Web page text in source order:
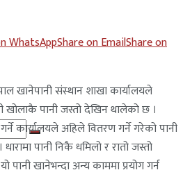
WhatsAppShare on EmailShare on
खानेपानी संस्थान शाखा कार्यालयले
खोलाकै पानी जस्तो देखिन थालेको छ ।
कार्यालयले अहिले वितरण गर्ने गरेको पानी
पानी निकै धमिलो र रातो जस्तो
पानी खानेभन्दा अन्य काममा प्रयोग गर्न